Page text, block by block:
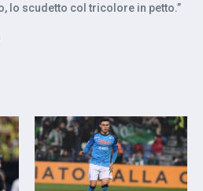
lo scudetto col tricolore in petto.”